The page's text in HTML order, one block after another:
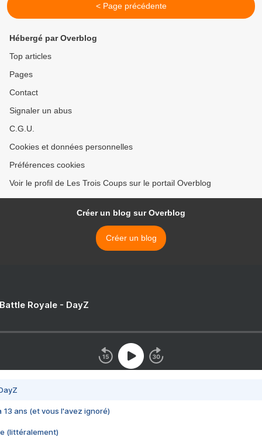
< Page précédente
Hébergé par Overblog
Top articles
Pages
Contact
Signaler un abus
C.G.U.
Cookies et données personnelles
Préférences cookies
Voir le profil de Les Trois Coups sur le portail Overblog
Créer un blog sur Overblog
Créer un blog
Royale - DayZ
13 ans (et vous l'avez ignoré)
(littéralement)